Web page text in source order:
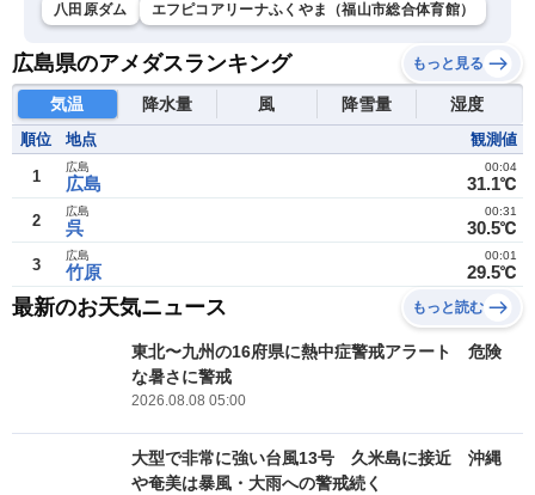
八田原ダム
エフピコアリーナふくやま（福山市総合体育館）
広島県のアメダスランキング もっと見る
気温 降水量 風 降雪量 湿度
順位 地点 観測値
1 広島
広島
31.1℃
00:04
2 呉
広島
30.5℃
00:31
3 竹原
広島
29.5℃
00:01
最新のお天気ニュース もっと読む
東北〜九州の16府県に熱中症警戒アラート 危険
な暑さに警戒
2026.08.08 05:00
大型で非常に強い台風13号 久米島に接近 沖縄
や奄美は暴風・大雨への警戒続く